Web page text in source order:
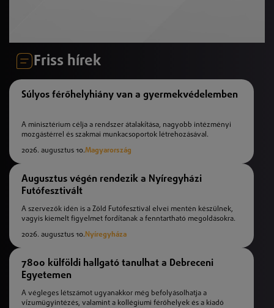
Friss hírek
Súlyos férőhelyhiány van a gyermekvédelemben
A minisztérium célja a rendszer átalakítása, nagyobb intézményi
mozgástérrel és szakmai munkacsoportok létrehozásával.
2026. augusztus 10.Magyarország
Augusztus végén rendezik a Nyíregyházi
Futófesztivált
A szervezők idén is a Zöld Futófesztivál elvei mentén készülnek,
vagyis kiemelt figyelmet fordítanak a fenntartható megoldásokra.
2026. augusztus 10. Nyíregyháza
7800 külföldi hallgató tanulhat a Debreceni
Egyetemen
A végleges létszámot ugyanakkor még befolyásolhatja a
vízumügyintézés, valamint a kollégiumi férőhelyek és a kiadó